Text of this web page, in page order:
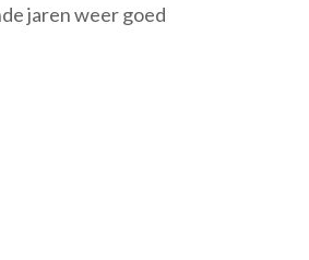
jaren weer goed